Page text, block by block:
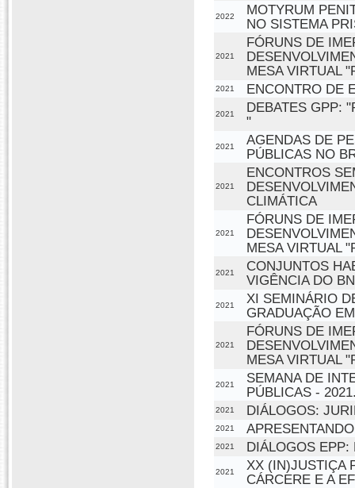
2022
MOTYRUM
NO SISTEMA
2021
FÓRUNS DE
MESA VIRTUAL
2021 ENCONTRO DE
2021
DEBATES GPP:
"
2021
AGENDAS DE
PÚBLICAS NO
2021
ENCONTROS
CLIMÁTICA
2021
FÓRUNS DE
MESA VIRTUAL
2021
CONJUNTOS
VIGÊNCIA DO
2021
XI SEMINÁRIO
GRADUAÇÃO
2021
FÓRUNS DE
MESA VIRTUAL
2021
SEMANA DE
PÚBLICAS -
2021 DIÁLOGOS:
2021
2021 DIÁLOGOS EPP:
2021
XX (IN)JUSTIÇA
CÁRCERE E A